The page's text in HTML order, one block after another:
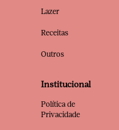
Lazer
Receitas
Outros
Institucional
Política de
Privacidade